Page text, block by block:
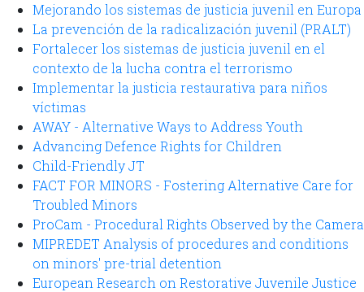
Mejorando los sistemas de justicia juvenil en Europa
La prevención de la radicalización juvenil (PRALT)
Fortalecer los sistemas de justicia juvenil en el
contexto de la lucha contra el terrorismo
Implementar la justicia restaurativa para niños
víctimas
AWAY - Alternative Ways to Address Youth
Advancing Defence Rights for Children
Child-Friendly JT
FACT FOR MINORS - Fostering Alternative Care for
Troubled Minors
ProCam - Procedural Rights Observed by the Camera
MIPREDET Analysis of procedures and conditions
on minors' pre-trial detention
European Research on Restorative Juvenile Justice